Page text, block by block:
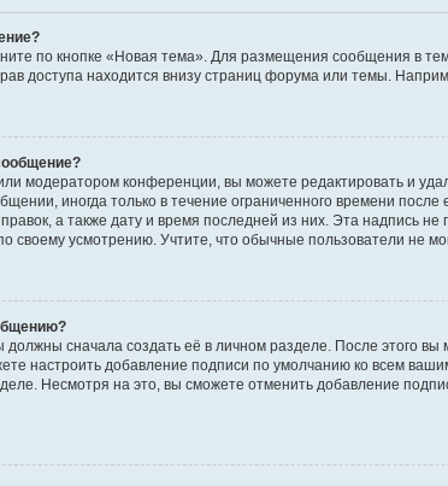
по кнопке «Новая тема». Для размещения сообщения в
доступа находится внизу страниц форума или темы.
модератором конференции, вы можете редактировать и
иногда только в течение ограниченного времени
а также дату и время последней из них. Эта надпись
своему усмотрению. Учтите, что обычные пользователи не
сначала создать её в личном разделе. После этого вы
настроить добавление подписи по умолчанию ко всем
Несмотря на это, вы сможете отменить добавление